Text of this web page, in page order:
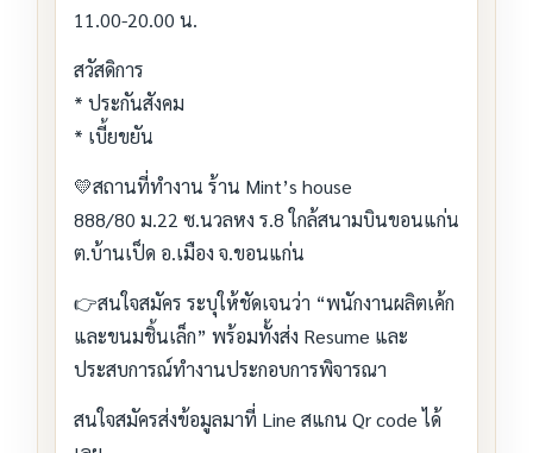
11.00-20.00 น.
สวัสดิการ
* ประกันสังคม
* เบี้ยขยัน
💛สถานที่ทำงาน ร้าน Mint’s house
888/80 ม.22 ซ.นวลหง ร.8 ใกล้สนามบินขอนแก่น
ต.บ้านเป็ด อ.เมือง จ.ขอนแก่น
👉สนใจสมัคร ระบุให้ชัดเจนว่า “พนักงานผลิตเค้ก
และขนมชิ้นเล็ก” พร้อมทั้งส่ง Resume และ
ประสบการณ์ทำงานประกอบการพิจารณา
สนใจสมัครส่งข้อมูลมาที่ Line สแกน Qr code ได้